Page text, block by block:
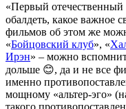
«Первый отечественный
обалдеть, какое важное
фильмов об этом же
«Бойцовский клуб», «
Ирэн» – можно
дольше 😊, да и не все
именно
мощному «альтер-эго»